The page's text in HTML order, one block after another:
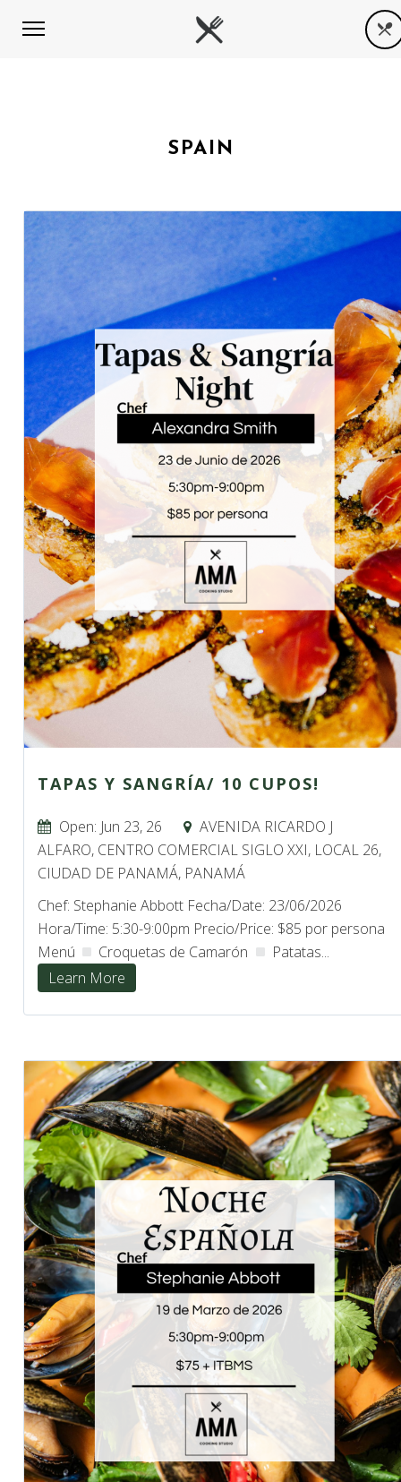
SPAIN
TAPAS Y SANGRÍA/ 10 CUPOS!
Open: Jun 23, 26
AVENIDA RICARDO J
ALFARO, CENTRO COMERCIAL SIGLO XXI, LOCAL 26,
CIUDAD DE PANAMÁ, PANAMÁ
Chef: Stephanie Abbott Fecha/Date: 23/06/2026
Hora/Time: 5:30-9:00pm Precio/Price: $85 por persona
Menú
Croquetas de Camarón
Patatas...
Learn More